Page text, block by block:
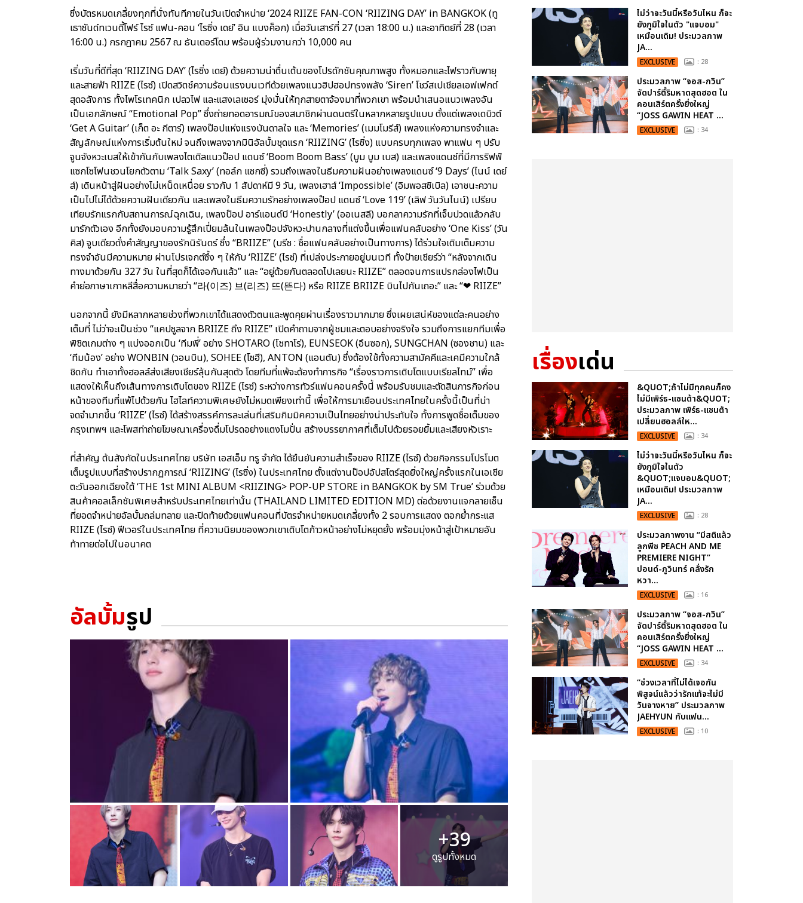
ซึ่งบัตรหมดเกลี้ยงทุกที่นั่งทันทีภายในวันเปิดจำหน่าย ‘2024 RIIZE FAN-CON ‘RIIZING DAY’ in BANGKOK (ทู
เธาซันด์ทเวนตี้โฟร์ ไรซ์ แฟน-คอน ‘ไรซิ่ง เดย์’ อิน แบงค็อก) เมื่อวันเสาร์ที่ 27 (เวลา 18:00 น.) และอาทิตย์ที่ 28 (เวลา
16:00 น.) กรกฎาคม 2567 ณ ธันเดอร์โดม พร้อมผู้ร่วมงานกว่า 10,000 คน
เริ่มวันที่ดีที่สุด ‘RIIZING DAY’ (ไรซิ่ง เดย์) ด้วยความน่าตื่นเต้นของโปรดักชันคุณภาพสูง ทั้งหมอกและไฟราวกับพายุ
และสายฟ้า RIIZE (ไรซ์) เปิดสวิตช์ความร้อนแรงบนเวทีด้วยเพลงแนวฮิปฮอปทรงพลัง ‘Siren’ โชว์สเปเชียลเอฟเฟกต์
สุดอลังการ ทั้งไพโรเทคนิก เปลวไฟ และแสงเลเซอร์ มุ่งมั่นให้ทุกสายตาจ้องมาที่พวกเขา พร้อมนำเสนอแนวเพลงอัน
เป็นเอกลักษณ์ “Emotional Pop” ซึ่งถ่ายทอดอารมณ์ของสมาชิกผ่านดนตรีในหลากหลายรูปแบบ ตั้งแต่เพลงเดบิวต์
‘Get A Guitar’ (เก็ต อะ กีตาร์) เพลงป๊อปแห่งแรงบันดาลใจ และ ‘Memories’ (เมมโมรีส์) เพลงแห่งความทรงจำและ
สัญลักษณ์แห่งการเริ่มต้นใหม่ จนถึงเพลงจากมินิอัลบั้มชุดแรก ‘RIIZING’ (ไรซิ่ง) แบบครบทุกเพลง พาแฟน ๆ ปรับ
จูนจังหวะเบสให้เข้ากันกับเพลงไตเติลแนวป๊อป แดนซ์ ‘Boom Boom Bass’ (บูม บูม เบส) และเพลงแดนซ์ที่มีการริฟฟ์
แซกโซโฟนชวนโยกตัวตาม ‘Talk Saxy’ (ทอล์ก แซกซี่) รวมถึงเพลงในธีมความฝันอย่างเพลงแดนซ์ ‘9 Days’ (ไนน์ เดย์
ส์) เดินหน้าสู่ฝันอย่างไม่เหน็ดเหนื่อย ราวกับ 1 สัปดาห์มี 9 วัน, เพลงเฮาส์ ‘Impossible’ (อิมพอสซิเบิล) เอาชนะความ
เป็นไปไม่ได้ด้วยความฝันเดียวกัน และเพลงในธีมความรักอย่างเพลงป๊อป แดนซ์ ‘Love 119’ (เลิฟ วันวันไนน์) เปรียบ
เทียบรักแรกกับสถานการณ์ฉุกเฉิน, เพลงป๊อป อาร์แอนด์บี ‘Honestly’ (ออเนสลี) บอกลาความรักที่เจ็บปวดแล้วกลับ
มารักตัวเอง อีกทั้งยังมอบความรู้สึกเปี่ยมล้นในเพลงป๊อปจังหวะปานกลางที่แต่งขึ้นเพื่อแฟนคลับอย่าง ‘One Kiss’ (วัน
คิส) จูบเดียวดั่งคำสัญญาของรักนิรันดร์ ซึ่ง “BRIIZE” (บรีซ : ชื่อแฟนคลับอย่างเป็นทางการ) ได้ร่วมใจเติมเต็มความ
ทรงจำอันมีความหมาย ผ่านโปรเจกต์ซึ้ง ๆ ให้กับ ‘RIIZE’ (ไรซ์) ที่เปล่งประกายอยู่บนเวที ทั้งป้ายเชียร์ว่า “หลังจากเดิน
ทางมาด้วยกัน 327 วัน ในที่สุดก็ได้เจอกันแล้ว” และ “อยู่ด้วยกันตลอดไปเลยนะ RIIZE” ตลอดจนการแปรกล่องไฟเป็น
คำย่อภาษาเกาหลีสื่อความหมายว่า “라(이즈) 브(리즈) 뜨(뜬다) หรือ RIIZE BRIIZE บินไปกันเถอะ” และ “❤ RIIZE”
นอกจากนี้ ยังมีหลากหลายช่วงที่พวกเขาได้แสดงตัวตนและพูดคุยผ่านเรื่องราวมากมาย ซึ่งเผยเสน่ห์ของแต่ละคนอย่าง
เต็มที่ ไม่ว่าจะเป็นช่วง “แคปซูลจาก BRIIZE ถึง RIIZE” เปิดคำถามจากผู้ชมและตอบอย่างจริงใจ รวมถึงการแยกทีมเพื่อ
พิชิตเกมต่าง ๆ แบ่งออกเป็น ‘ทีมพี่’ อย่าง SHOTARO (โชทาโร่), EUNSEOK (อึนซอก), SUNGCHAN (ซองชาน) และ
‘ทีมน้อง’ อย่าง WONBIN (วอนบิน), SOHEE (โซฮี), ANTON (แอนตัน) ซึ่งต้องใช้ทั้งความสามัคคีและเคมีความใกล้
ชิดกัน ทำเอาทั้งฮอลล์ส่งเสียงเชียร์ลุ้นกันสุดตัว โดยทีมที่แพ้จะต้องทำภารกิจ “เรื่องราวการเติบโตแบบเรียลไทม์” เพื่อ
แสดงให้เห็นถึงเส้นทางการเติบโตของ RIIZE (ไรซ์) ระหว่างการทัวร์แฟนคอนครั้งนี้ พร้อมรับชมและตัดสินภารกิจก่อน
หน้าของทีมที่แพ้ไปด้วยกัน ไฮไลท์ความพิเศษยังไม่หมดเพียงเท่านี้ เพื่อให้การมาเยือนประเทศไทยในครั้งนี้เป็นที่น่า
จดจำมากขึ้น ‘RIIZE’ (ไรซ์) ได้สร้างสรรค์การละเล่นที่เสริมกิมมิคความเป็นไทยอย่างน่าประทับใจ ทั้งการพูดชื่อเต็มของ
กรุงเทพฯ และโพสท่าถ่ายโฆษณาเครื่องดื่มโปรดอย่างแตงโมปั่น สร้างบรรยากาศที่เต็มไปด้วยรอยยิ้มและเสียงหัวเราะ
ที่สำคัญ ต้นสังกัดในประเทศไทย บริษัท เอสเอ็ม ทรู จำกัด ได้ยืนยันความสำเร็จของ RIIZE (ไรซ์) ด้วยกิจกรรมโปรโมต
เต็มรูปแบบที่สร้างปรากฏการณ์ ‘RIIZING’ (ไรซิ่ง) ในประเทศไทย ตั้งแต่งานป๊อปอัปสโตร์สุดยิ่งใหญ่ครั้งแรกในเอเชีย
ตะวันออกเฉียงใต้ ‘THE 1st MINI ALBUM <RIIZING> POP-UP STORE in BANGKOK by SM True’ ร่วมด้วย
สินค้าคอลเล็กชันพิเศษสำหรับประเทศไทยเท่านั้น (THAILAND LIMITED EDITION MD) ต่อด้วยงานแจกลายเซ็น
ที่ยอดจำหน่ายอัลบั้มถล่มทลาย และปิดท้ายด้วยแฟนคอนที่บัตรจำหน่ายหมดเกลี้ยงทั้ง 2 รอบการแสดง ตอกย้ำกระแส
RIIZE (ไรซ์) ฟีเวอร์ในประเทศไทย ที่ความนิยมของพวกเขาเติบโตก้าวหน้าอย่างไม่หยุดยั้ง พร้อมมุ่งหน้าสู่เป้าหมายอัน
ท้าทายต่อไปในอนาคต
อัลบั้มรูป
+39
ดูรูปทั้งหมด
ไม่ว่าจะวันนี้หรือวันไหน ก็จะ
ยังภูมิใจในตัว "แจบอม"
เหมือนเดิม! ประมวลภาพ
JA...
EXCLUSIVE : 28
ประมวลภาพ “จอส-กวิน”
จัดปาร์ตี้ริมหาดสุดฮอต ใน
คอนเสิร์ตครั้งยิ่งใหญ่
“JOSS GAWIN HEAT ...
EXCLUSIVE : 34
เรื่องเด่น
&QUOT;ถ้าไม่มีทุกคนก็คง
ไม่มีเพิร์ธ-แซนต้า&QUOT;
ประมวลภาพ เพิร์ธ-แซนต้า
เปลี่ยนฮอลล์ให...
EXCLUSIVE : 34
ไม่ว่าจะวันนี้หรือวันไหน ก็จะ
ยังภูมิใจในตัว
&QUOT;แจบอม&QUOT;
เหมือนเดิม! ประมวลภาพ
JA...
EXCLUSIVE : 28
ประมวลภาพงาน “มีสติแล้ว
ลูกพีช PEACH AND ME
PREMIERE NIGHT”
ปอนด์-ภูวินทร์ คลั่งรัก
หวา...
EXCLUSIVE : 16
ประมวลภาพ “จอส-กวิน”
จัดปาร์ตี้ริมหาดสุดฮอต ใน
คอนเสิร์ตครั้งยิ่งใหญ่
“JOSS GAWIN HEAT ...
EXCLUSIVE : 34
“ช่วงเวลาที่ไม่ได้เจอกัน
พิสูจน์แล้วว่ารักแท้จะไม่มี
วันจางหาย” ประมวลภาพ
JAEHYUN กับแฟน...
EXCLUSIVE : 10